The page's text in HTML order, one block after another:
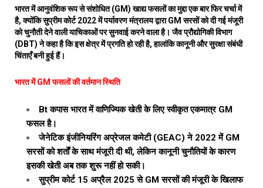
भारत में आनुवंशिक रूप से संशोधित (GM) खाद्य फसलों का मुद्दा एक बार फिर चर्चा में
है, क्योंकि सुप्रीम कोर्ट 2022 में पर्यावरण मंत्रालय द्वारा GM सरसों को दी गई मंजूरी
को चुनौती देने वाली याचिकाओं पर सुनवाई करने वाला है। जैव प्रौद्योगिकी विभाग
(DBT) ने कहा है कि इस क्षेत्र में प्रगति हो रही है, हालांकि कानूनी और सुरक्षा संबंधी
चिंताएँ बनी हुई हैं।
भारत में GM फसलों की वर्तमान स्थिति
Bt कपास भारत में वाणिज्यिक खेती के लिए स्वीकृत एकमात्र GM
फसल है।
जेनेटिक इंजीनियरिंग अप्रेजल कमेटी (GEAC) ने 2022 में GM
सरसों को शर्तों के साथ मंजूरी दी थी, लेकिन कानूनी चुनौतियों के कारण
इसकी खेती अब तक शुरू नहीं हो सकी।
सुप्रीम कोर्ट 15 अप्रैल 2025 से GM सरसों की मंजूरी के खिलाफ